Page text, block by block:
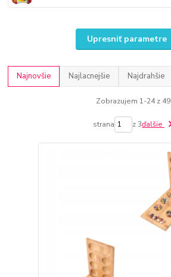
Upresniť parametre
Najnovšie Najlacnejšie Najdrahšie
Zobrazujem 1-24 z 49
strana z 3ďalšie